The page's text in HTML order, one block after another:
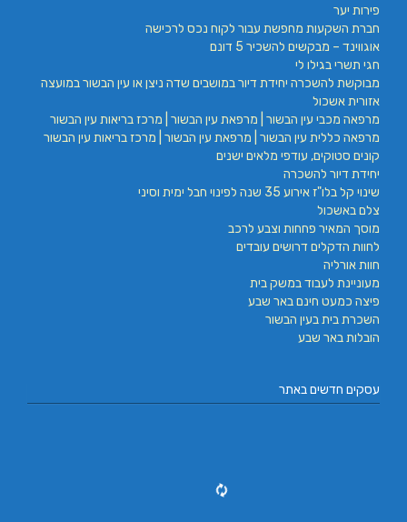
פירות יער
חברת השקעות מחפשת עבור לקוח נכס לרכישה
אוגווינד – מבקשים להשכיר 5 דונם
חגי תשרי בגילו לי
מבוקשת להשכרה יחידת דיור במושבים שדה ניצן או עין הבשור במועצה
אזורית אשכול
מרפאה מכבי עין הבשור | מרפאת עין הבשור | מרכז בריאות עין הבשור
מרפאה כללית עין הבשור | מרפאת עין הבשור | מרכז בריאות עין הבשור
קונים סטוקים, עודפי מלאים ישנים
יחידת דיור להשכרה
שינוי קל בלו"ז אירוע 35 שנה לפינוי חבל ימית וסיני
צלם באשכול
מוסך המאיר פחחות וצבע לרכב
לחוות הדקלים דרושים עובדים
חוות אורליה
מעוניינת לעבוד במשק בית
פיצה כמעט חינם באר שבע
השכרת בית בעין הבשור
הובלות באר שבע
עסקים חדשים באתר